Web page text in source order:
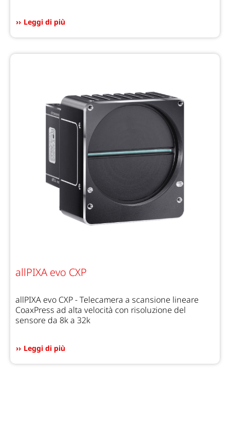
Leggi di più
allPIXA evo CXP
allPIXA evo CXP - Telecamera a scansione lineare
CoaxPress ad alta velocità con risoluzione del
sensore da 8k a 32k
Leggi di più